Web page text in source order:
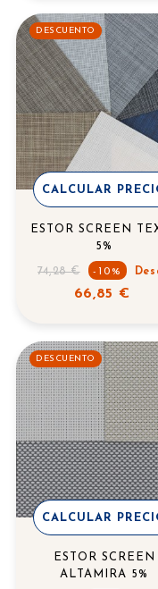
DESCUENTO
CALCULAR
ESTOR SCREEN
5%
Precio
regular
74,28 € -10%
66,85 €
DESCUENTO
CALCULAR
ESTOR SCREEN
ALTAMIRA 5%